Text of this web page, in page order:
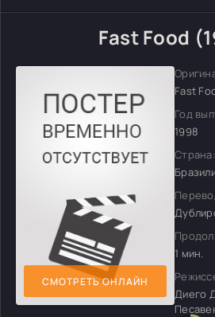
Fast Food
СМОТРЕТЬ ОНЛАЙН
Fast
Год
1998
Страна:
1 мин.
Диего